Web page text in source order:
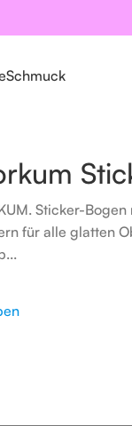
Schmuck
Sticker-
für alle glatten